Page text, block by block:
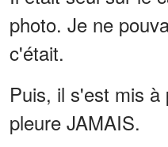
photo. Je ne
c'était.
Puis, il s'est mis à
pleure JAMAIS.